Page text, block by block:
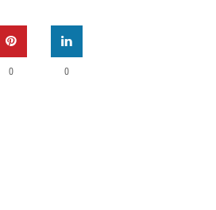
0 0